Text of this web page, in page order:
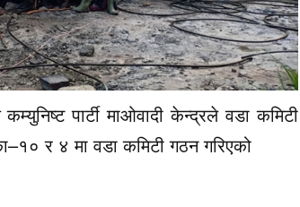
पार्टी माओवादी केन्द्रले वडा कमिटी
र ४ मा वडा कमिटी गठन गरिएको